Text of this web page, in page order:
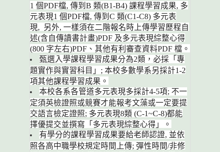
1 個PDF檔, 傳到B 類(B1-B4) 課程學習成果, 多
元表現1 個PDF檔, 傳到C 類(C1-C8) 多元表
現, 另外, 一樣須在二階報名時上傳學習歷程自
述(含自傳讀書計畫)PDF 及多元表現綜整心得
(800 字左右)PDF、其他有利審查資料PDF 檔。
甄選入學課程學習成果分為2類，必採「專
題實作與實習科目」; 本校多數學系另採計1-2
項其他課程學習成果。
本校各系各管道多元表現多採計4-5項; 不一
定須英檢證照或競賽才能報考文藻或一定要提
交語言檢定證照; 多元表現8類 (C-1~C-8)都能
擇優提交並撰寫「多元表現綜整心得」。
有學分的課程學習成果要給老師認證, 並依
照各高中職學校規定時間上傳; 彈性時間/非修